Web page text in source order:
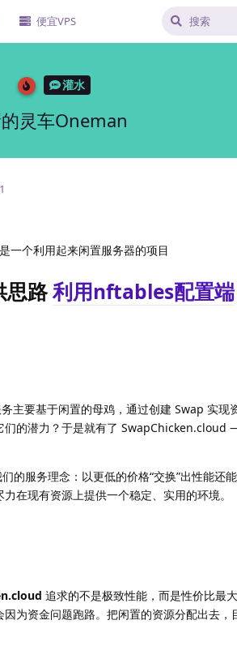
便宜VPS
灌水
灵车Oneman
1
一个利用起来闲置服务器的项目
思路利用nftables配置端
主要基于闲置的母鸡，通过创建 Swap 实现
们的潜力？于是就有了
的服务理念：以更低的价格“交换”出性能还
在现有资源上提供一个稳定、实用的环境。
追求的不是极致性能，而是性价比最大
为资金问题跑路。把闲置的资源分配出去，